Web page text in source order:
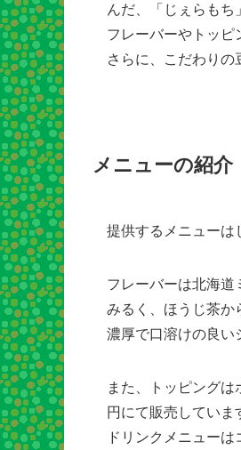
んだ、「じぇらもち
フレーバーやトッピ
さらに、こだわりの
メニュ
提供するメニューは
フレーバーは北海
みるく、ほうじ茶か
濃厚で口溶けの良い
また、トッピング
円にて販売していま
ドリンクメニュー